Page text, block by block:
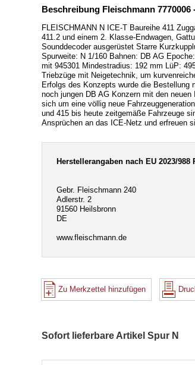
Beschreibung Fleischmann
FLEISCHMANN N ICE-T Baureihe 411
411.2 und einem 2. Klasse-Endwagen,
Sounddecoder ausgerüstet Starre
Spurweite: N 1/160 Bahnen: DB AG
mit 945301 Mindestradius: 192 mm LüP:
Triebzüge mit Neigetechnik, um
Erfolgs des Konzepts wurde die
noch jungen DB AG Konzern mit den
sich um eine völlig neue
und 415 bis heute zeitgemäße Fahrzeuge
Ansprüchen an das ICE-Netz und erfreuen
Herstellerangaben nach EU 2023/
Gebr. Fleischmann 240
Adlerstr. 2
91560 Heilsbronn
DE
www.fleischmann.de
Zu Merkzettel hinzufügen
Sofort lieferbare Artikel Spur N